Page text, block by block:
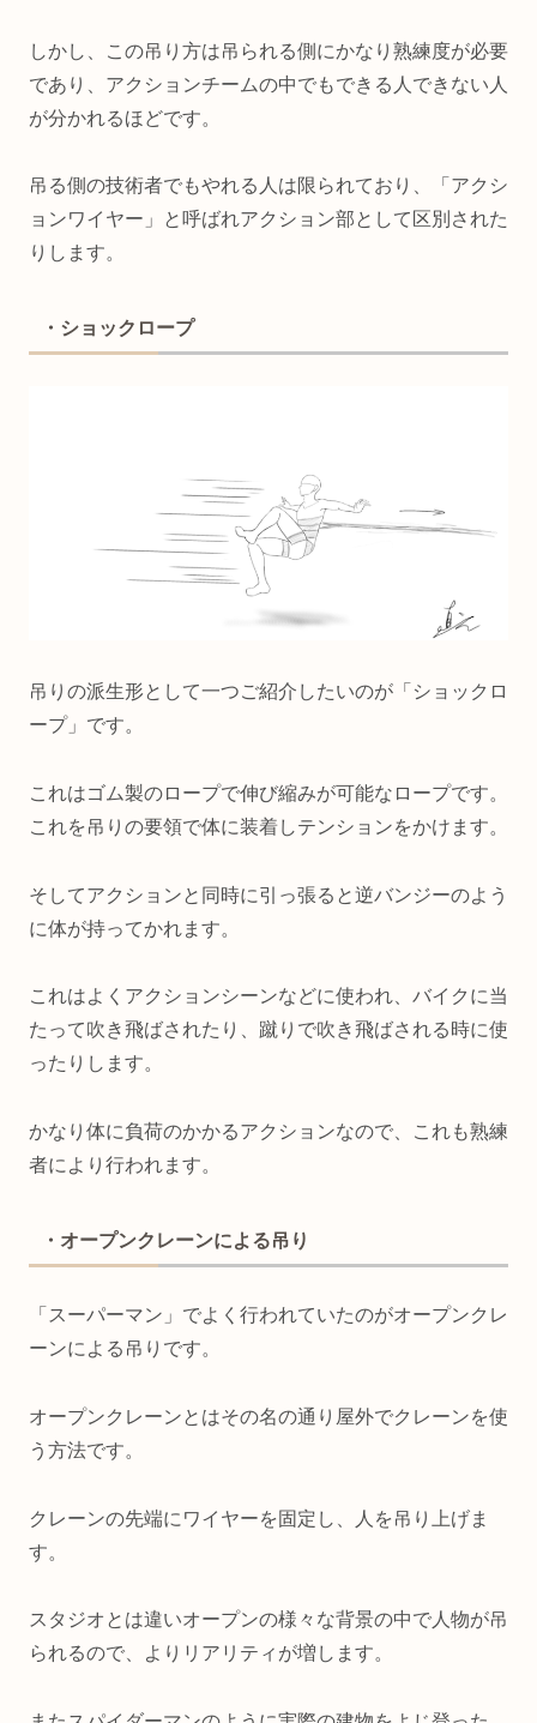
しかし、この吊り方は吊られる側にかなり熟練度が必要
であり、アクションチームの中でもできる人できない人
が分かれるほどです。
吊る側の技術者でもやれる人は限られており、「アクシ
ョンワイヤー」と呼ばれアクション部として区別された
りします。
・ショックロープ
吊りの派生形として一つご紹介したいのが「ショックロ
ープ」です。
これはゴム製のロープで伸び縮みが可能なロープです。
これを吊りの要領で体に装着しテンションをかけます。
そしてアクションと同時に引っ張ると逆バンジーのよう
に体が持ってかれます。
これはよくアクションシーンなどに使われ、バイクに当
たって吹き飛ばされたり、蹴りで吹き飛ばされる時に使
ったりします。
かなり体に負荷のかかるアクションなので、これも熟練
者により行われます。
・オープンクレーンによる吊り
「スーパーマン」でよく行われていたのがオープンクレ
ーンによる吊りです。
オープンクレーンとはその名の通り屋外でクレーンを使
う方法です。
クレーンの先端にワイヤーを固定し、人を吊り上げま
す。
スタジオとは違いオープンの様々な背景の中で人物が吊
られるので、よりリアリティが増します。